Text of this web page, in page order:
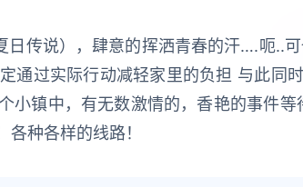
传说），肆意的挥洒青春的汗….呃..
通过实际行动减轻家里的负担 与此同
镇中，有无数激情的，香艳的事件
种各样的线路！